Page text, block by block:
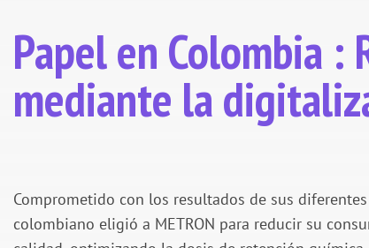
Papel en Colombia :
mediante la
Comprometido con los resultados de sus
colombiano eligió a METRON para reducir su